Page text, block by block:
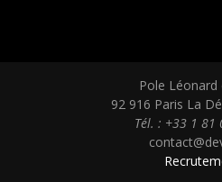
Pole Léonard
92 916 Paris La
Tél. : +33 1 81